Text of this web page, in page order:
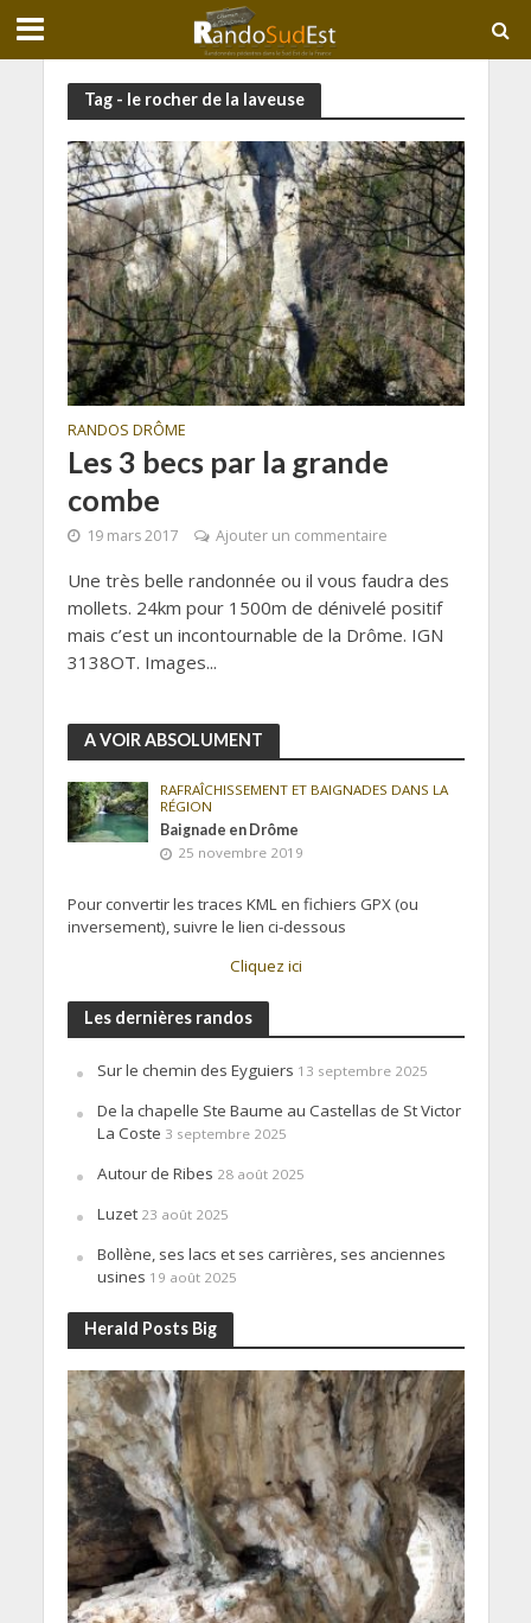
Tag - le rocher de la laveuse
RANDOS DRÔME
Les 3 becs par la grande
combe
19 mars 2017 Ajouter un commentaire
Une très belle randonnée ou il vous faudra des
mollets. 24km pour 1500m de dénivelé positif
mais c’est un incontournable de la Drôme. IGN
3138OT. Images...
A VOIR ABSOLUMENT
RAFRAÎCHISSEMENT ET BAIGNADES DANS LA
RÉGION
Baignade en Drôme
25 novembre 2019
Pour convertir les traces KML en fichiers GPX (ou
inversement), suivre le lien ci-dessous
Cliquez ici
Les dernières randos
Sur le chemin des Eyguiers 13 septembre 2025
De la chapelle Ste Baume au Castellas de St Victor
La Coste 3 septembre 2025
Autour de Ribes 28 août 2025
Luzet 23 août 2025
Bollène, ses lacs et ses carrières, ses anciennes
usines 19 août 2025
Herald Posts Big